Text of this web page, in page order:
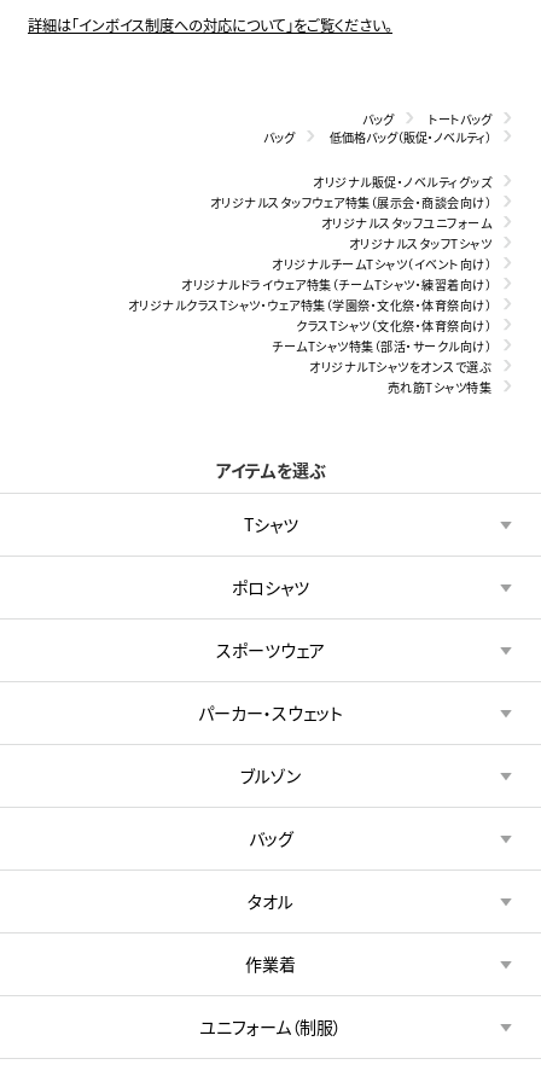
詳細は「インボイス制度への対応について」をご覧ください。
バッグ
トートバッグ
バッグ
低価格バッグ（販促・ノベルティ）
オリジナル販促・ノベルティグッズ
オリジナルスタッフウェア特集（展示会・商談会向け）
オリジナルスタッフユニフォーム
オリジナルスタッフTシャツ
オリジナルチームTシャツ（イベント向け）
オリジナルドライウェア特集（チームTシャツ・練習着向け）
オリジナルクラスTシャツ・ウェア特集（学園祭・文化祭・体育祭向け）
クラスTシャツ（文化祭・体育祭向け）
チームTシャツ特集（部活・サークル向け）
オリジナルTシャツをオンスで選ぶ
売れ筋Tシャツ特集
アイテムを選ぶ
Tシャツ
ポロシャツ
スポーツウェア
パーカー・スウェット
ブルゾン
バッグ
タオル
作業着
ユニフォーム（制服）